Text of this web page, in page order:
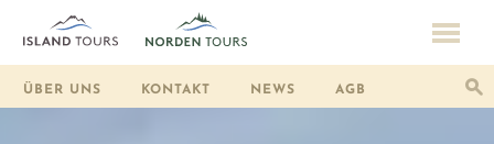
ÜBER UNS KONTAKT NEWS AGB